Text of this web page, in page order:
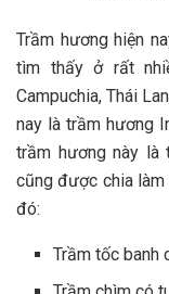
Trầm hương hiện
tìm thấy ở rất
Campuchia, Thái
nay là trầm hương
trầm hương này là
cũng được chia làm
đó:
Trầm tốc banh